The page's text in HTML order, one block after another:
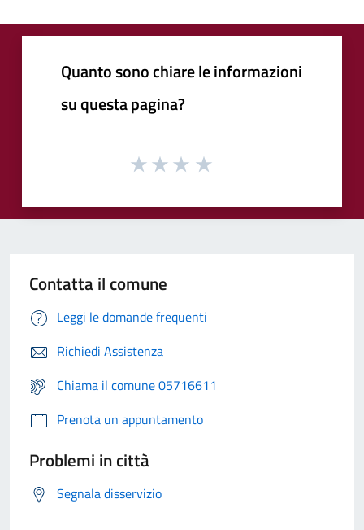
Quanto sono chiare le informazioni
su questa pagina?
Contatta il comune
Leggi le domande frequenti
Richiedi Assistenza
Chiama il comune 05716611
Prenota un appuntamento
Problemi in città
Segnala disservizio